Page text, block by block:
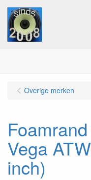
Overige merken
Vega
inch)